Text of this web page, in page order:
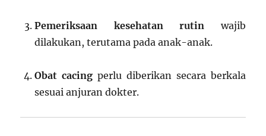
Pemeriksaan kesehatan rutin wajib
dilakukan, terutama pada anak-anak.
Obat cacing perlu diberikan secara berkala
sesuai anjuran dokter.